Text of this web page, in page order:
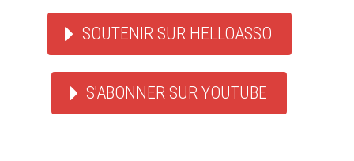
SOUTENIR SUR HELLOASSO
S'ABONNER SUR YOUTUBE